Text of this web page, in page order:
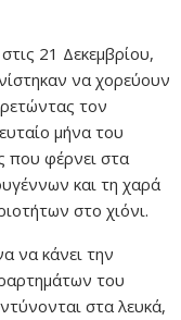
21 Δεκεμβρίου,
να χορεύουν
τον
μήνα του
που φέρνει στα
και τη χαρά
στο χιόνι.
να κάνει την
του
στα λευκά,